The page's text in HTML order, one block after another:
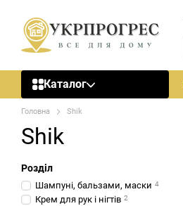
Каталог
Головна Shik
Shik
Розділ
Шампуні, бальзами, маски 4
Крем для рук і нігтів 2